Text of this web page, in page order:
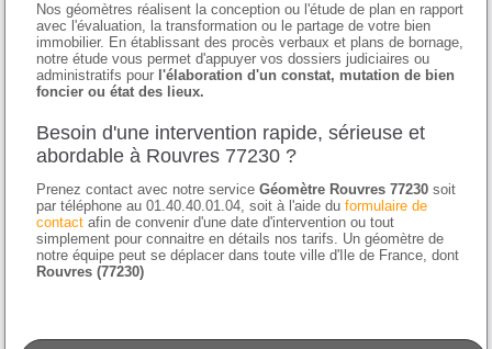
Nos géomètres réalisent la conception ou l'étude de plan en rapport
avec l'évaluation, la transformation ou le partage de votre bien
immobilier. En établissant des procès verbaux et plans de bornage,
notre étude vous permet d'appuyer vos dossiers judiciaires ou
administratifs pour l'élaboration d'un constat, mutation de bien
foncier ou état des lieux.
Besoin d'une intervention rapide, sérieuse et
abordable à Rouvres 77230 ?
Prenez contact avec notre serviceGéomètre Rouvres 77230 soit
par téléphone au 01.40.40.01.04, soit à l'aide duformulaire de
contact afin de convenir d'une date d'intervention ou tout
simplement pour connaitre en détails nos tarifs. Un géomètre de
notre équipe peut se déplacer dans toute ville d'Ile de France, dont
Rouvres (77230)